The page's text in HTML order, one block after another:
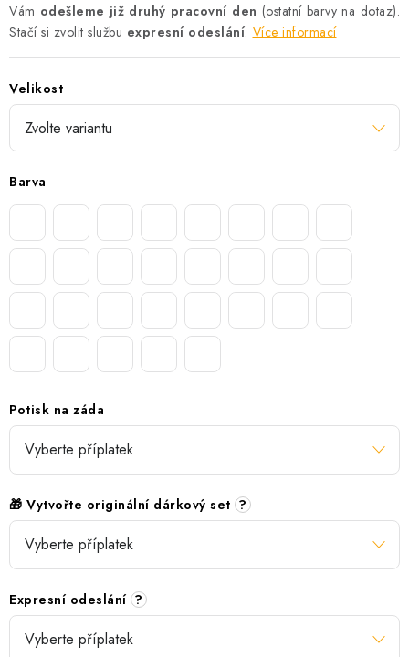
Vám odešleme již druhý pracovní den (ostatní barvy na dotaz).
Stačí si zvolit službu expresní odeslání. Více informací
Velikost
Barva
Potisk na záda
🎁 Vytvořte originální dárkový set ?
Expresní odeslání ?